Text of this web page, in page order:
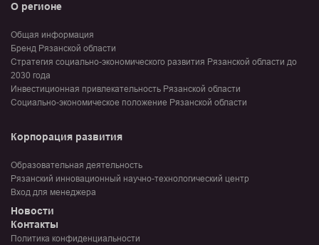
О регионе
Общая информация
Бренд Рязанской области
Стратегия социально-экономического развития Рязанской области до
2030 года
Инвестиционная привлекательность Рязанской области
Социально-экономическое положение Рязанской области
Корпорация развития
Образовательная деятельность
Рязанский инновационный научно-технологический центр
Вход для менеджера
Новости
Контакты
Политика конфиденциальности